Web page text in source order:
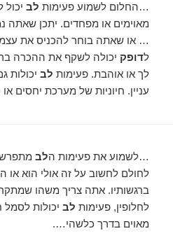
…החלום לשמוע פעימות לב
מאוימים או מפחדים. יתכן שאתה
… או שאתה בוחר להכניס את
לדופק יכולה לשקף את ההכרה
לך או אוהבת. פעימות לב יכולות
עניין. חיוניות של מערכת יחסים
…לשמוע את פעימות הלב
לחולם לחשוב על זה אולי הוא או
ברגשותיו. אתה צריך משהו
לחלופין, פעימות לב יכולות
מאוים בדרך כלשהי….